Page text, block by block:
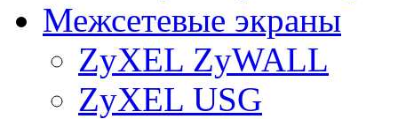
Межсетевые экраны
ZyXEL ZyWALL
ZyXEL USG